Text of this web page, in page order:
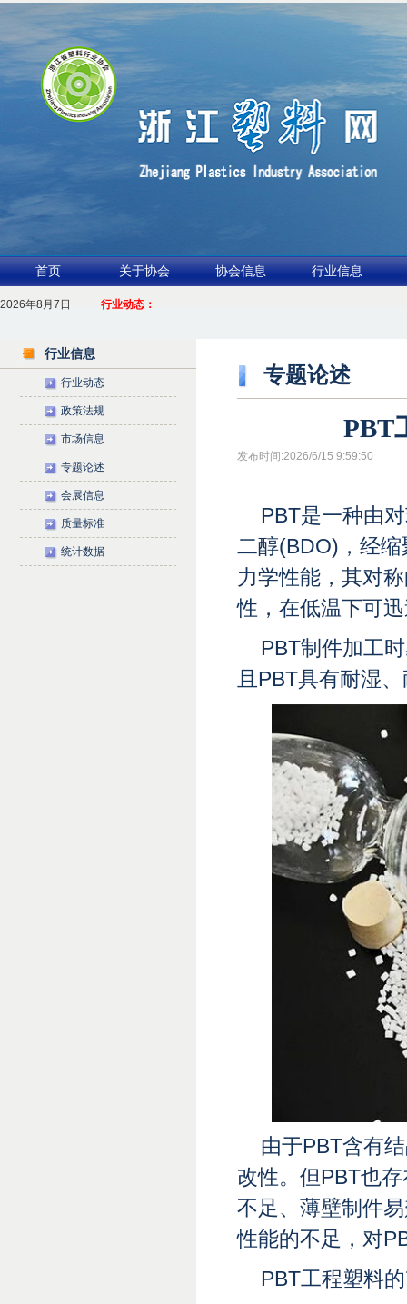
首页 关于协会 协会信息 行业信息
2026年8月7日 行业动态：
力产业链 共启新征程
行业信息
行业动态
政策法规
市场信息
专题论述
会展信息
质量标准
统计数据
专题论述
PBT
发布时间:2026/6/15 9:59:50
PBT是一种由
二醇(BDO)，经
力学性能，其对
性，在低温下可
PBT制件加工
且PBT具有耐湿
由于PBT含有
改性。但PBT也
不足、薄壁制件
性能的不足，对
PBT工程塑料